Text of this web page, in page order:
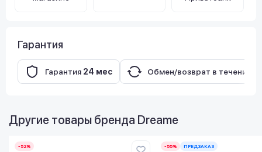
Гарантия
Гарантия 24 мес Обмен/возврат в течение
Другие товары бренда Dreame
-52% -55% ПРЕДЗАКАЗ